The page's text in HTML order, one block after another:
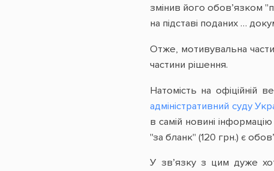
змінив його обов’язком
на підставі поданих …
Отже, мотивувальна
частини рішення.
Натомість на офіційній
адміністративний суду
в самій новині
"за бланк" (120 грн.) є
У зв’язку з цим дуже